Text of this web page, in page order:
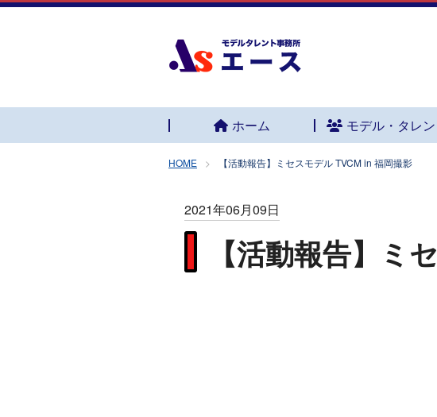
ホーム モデル・タレン
HOME 【活動報告】ミセスモデル TVCM in 福岡撮影
2021年06月09日
【活動報告】ミ